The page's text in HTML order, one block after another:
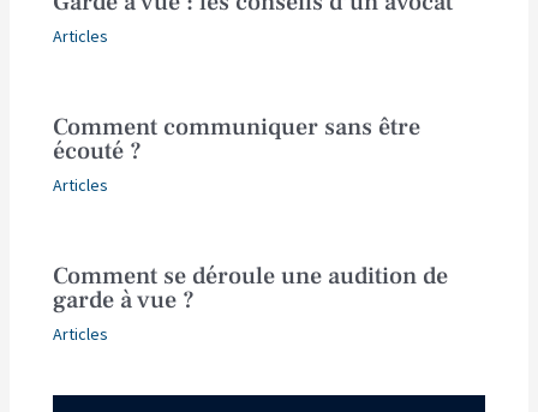
Articles
Comment communiquer sans être
écouté ?
Articles
Comment se déroule une audition de
garde à vue ?
Articles